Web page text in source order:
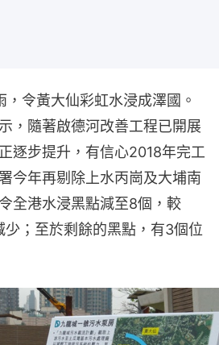
令黃大仙彩虹水浸成澤國。
，隨著啟德河改善工程已開展
逐步提升，有信心2018年完工
今年再剔除上水丙崗及大埔南
全港水浸黑點減至8個，較
；至於剩餘的黑點，有3個位